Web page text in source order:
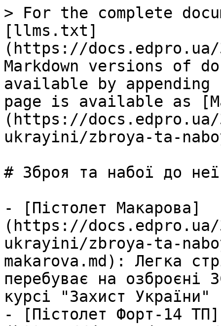
> For the complete
[llms.txt]
(https://
Markdown versions of
available by
page is available as
(https://docs.edpro.ua/
ukrayini/zbroya-ta-
# Зброя та набої до неї
- [Пістолет Макарова]
(https://docs.edpro.ua/
ukrayini/zbroya-ta-
makarova.md): Легка
перебуває на озброєні
курсі "Захист України"
- [Пістолет Форт-14 ТП]